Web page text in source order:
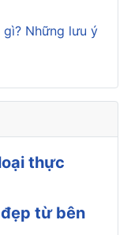
Những lưu ý
thực
từ bên